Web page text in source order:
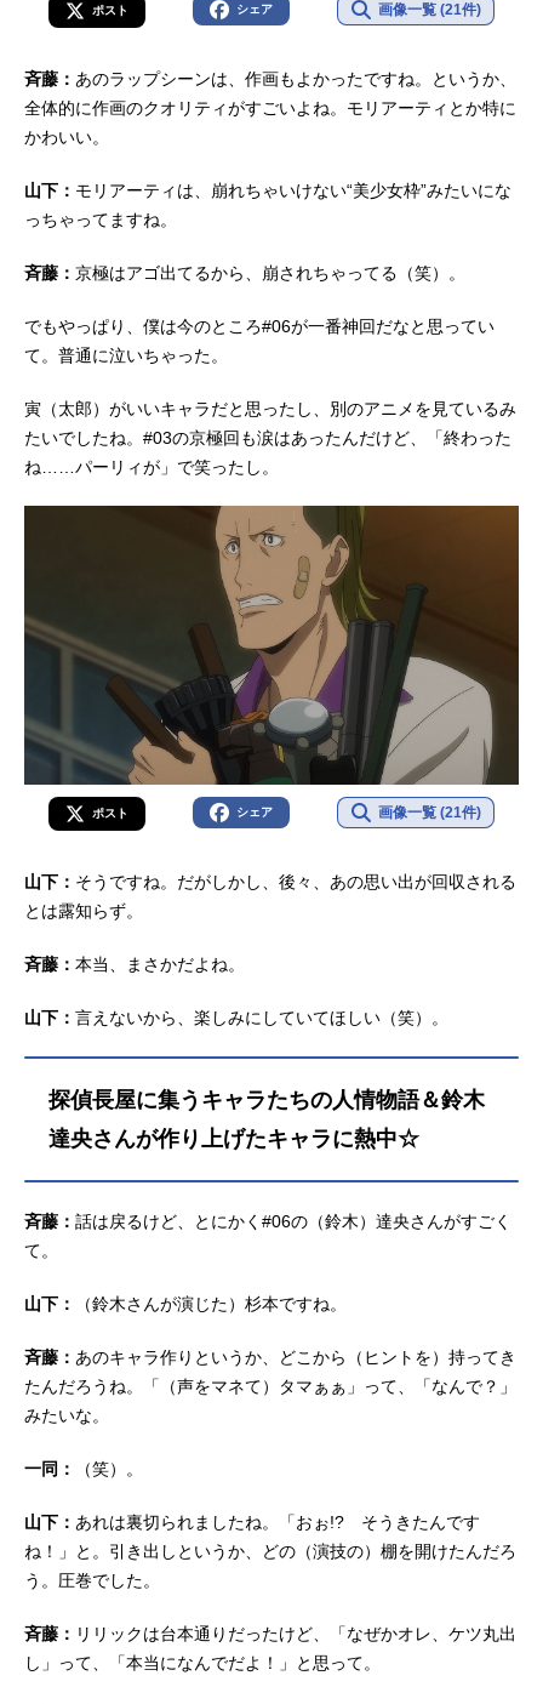
ポスト シェア 画像一覧 (21件)
斉藤： あのラップシーンは、作画もよかったですね。というか、
全体的に作画のクオリティがすごいよね。モリアーティとか特に
かわいい。
山下： モリアーティは、崩れちゃいけない“美少女枠”みたいにな
っちゃってますね。
斉藤： 京極はアゴ出てるから、崩されちゃってる（笑）。
でもやっぱり、僕は今のところ#06が一番神回だなと思ってい
て。普通に泣いちゃった。
寅（太郎）がいいキャラだと思ったし、別のアニメを見ているみ
たいでしたね。#03の京極回も涙はあったんだけど、「終わった
ね……パーリィが」で笑ったし。
ポスト シェア 画像一覧 (21件)
山下： そうですね。だがしかし、後々、あの思い出が回収される
とは露知らず。
斉藤： 本当、まさかだよね。
山下： 言えないから、楽しみにしていてほしい（笑）。
探偵長屋に集うキャラたちの人情物語＆鈴木
達央さんが作り上げたキャラに熱中☆
斉藤： 話は戻るけど、とにかく#06の（鈴木）達央さんがすごく
て。
山下： （鈴木さんが演じた）杉本ですね。
斉藤： あのキャラ作りというか、どこから（ヒントを）持ってき
たんだろうね。「（声をマネて）タマぁぁ」って、「なんで？」
みたいな。
一同： （笑）。
山下： あれは裏切られましたね。「おぉ!? そうきたんです
ね！」と。引き出しというか、どの（演技の）棚を開けたんだろ
う。圧巻でした。
斉藤： リリックは台本通りだったけど、「なぜかオレ、ケツ丸出
し」って、「本当になんでだよ！」と思って。